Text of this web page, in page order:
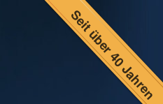
Seit über 40 Jahren